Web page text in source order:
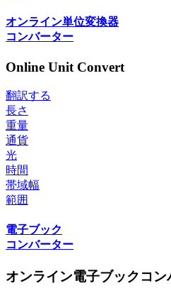
オンライン単位変換器
コンバーター
Online Unit Convert
翻訳する
長さ
重量
通貨
光
時間
帯域幅
範囲
電子ブック
コンバーター
オンライン電子ブックコン